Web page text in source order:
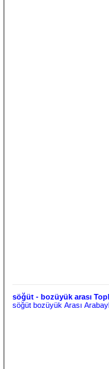
söğüt - bozüyük arası
söğüt bozüyük Arası